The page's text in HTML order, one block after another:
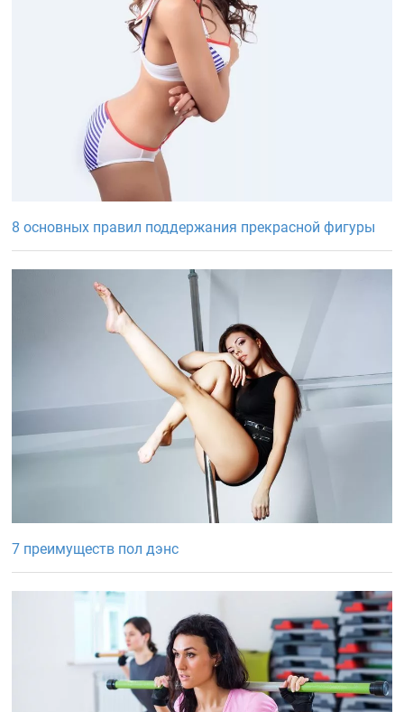
8 основных правил поддержания прекрасной фигуры
7 преимуществ пол дэнс